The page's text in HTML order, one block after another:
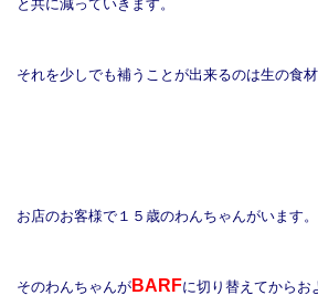
と共に減っていきます。
それを少しでも補うことが出来るのは生の食材
お店のお客様で１５歳のわんちゃんがいます。
そのわんちゃんが BARFに切り替えてからお